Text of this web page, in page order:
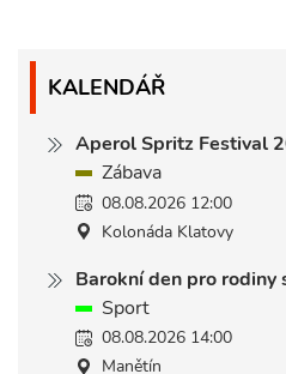
KALENDÁŘ
Aperol Spritz Festival
Zábava
08.08.2026 12:00
Kolonáda Klatovy
Barokní den pro rodiny
Sport
08.08.2026 14:00
Manětín